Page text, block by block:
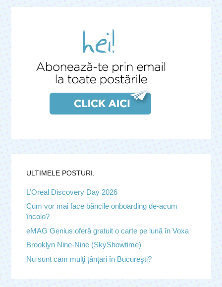
ULTIMELE POSTURI.
L’Oreal Discovery Day 2026
Cum vor mai face băncile onboarding de-acum
încolo?
eMAG Genius oferă gratuit o carte pe lună în Voxa
Brooklyn Nine-Nine (SkyShowtime)
Nu sunt cam mulţi ţânţari în Bucureşti?